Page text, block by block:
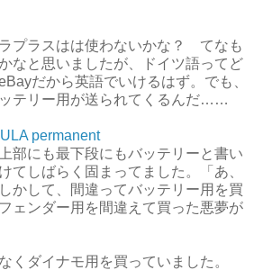
プラスはは使わないかな？ てなも
なと思いましたが、ドイツ語ってど
だから英語でいけるはず。でも、
テリー用が送られてくるんだ……
permanent
部にも最下段にもバッテリーと書い
てしばらく固まってました。「あ、
かして、間違ってバッテリー用を買
ェンダー用を間違えて買った悪夢が
くダイナモ用を買っていました。